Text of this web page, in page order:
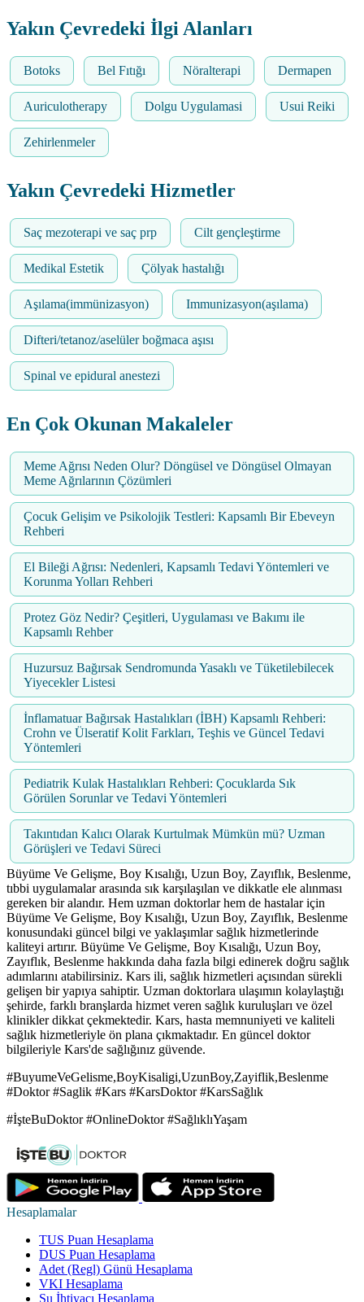
Yakın Çevredeki İlgi Alanları
Botoks Bel Fıtığı Nöralterapi Dermapen
Auriculotherapy Dolgu Uygulamasi Usui Reiki
Zehirlenmeler
Yakın Çevredeki Hizmetler
Saç mezoterapi ve saç prp Cilt gençleştirme
Medikal Estetik Çölyak hastalığı
Aşılama(immünizasyon) Immunizasyon(aşılama)
Difteri/tetanoz/aselüler boğmaca aşısı
Spinal ve epidural anestezi
En Çok Okunan Makaleler
Meme Ağrısı Neden Olur? Döngüsel ve Döngüsel Olmayan
Meme Ağrılarının Çözümleri
Çocuk Gelişim ve Psikolojik Testleri: Kapsamlı Bir Ebeveyn
Rehberi
El Bileği Ağrısı: Nedenleri, Kapsamlı Tedavi Yöntemleri ve
Korunma Yolları Rehberi
Protez Göz Nedir? Çeşitleri, Uygulaması ve Bakımı ile
Kapsamlı Rehber
Huzursuz Bağırsak Sendromunda Yasaklı ve Tüketilebilecek
Yiyecekler Listesi
İnflamatuar Bağırsak Hastalıkları (İBH) Kapsamlı Rehberi:
Crohn ve Ülseratif Kolit Farkları, Teşhis ve Güncel Tedavi
Yöntemleri
Pediatrik Kulak Hastalıkları Rehberi: Çocuklarda Sık
Görülen Sorunlar ve Tedavi Yöntemleri
Takıntıdan Kalıcı Olarak Kurtulmak Mümkün mü? Uzman
Görüşleri ve Tedavi Süreci
Büyüme Ve Gelişme, Boy Kısalığı, Uzun Boy, Zayıflık, Beslenme,
tıbbi uygulamalar arasında sık karşılaşılan ve dikkatle ele alınması
gereken bir alandır. Hem uzman doktorlar hem de hastalar için
Büyüme Ve Gelişme, Boy Kısalığı, Uzun Boy, Zayıflık, Beslenme
konusundaki güncel bilgi ve yaklaşımlar sağlık hizmetlerinde
kaliteyi artırır. Büyüme Ve Gelişme, Boy Kısalığı, Uzun Boy,
Zayıflık, Beslenme hakkında daha fazla bilgi edinerek doğru sağlık
adımlarını atabilirsiniz. Kars ili, sağlık hizmetleri açısından sürekli
gelişen bir yapıya sahiptir. Uzman doktorlara ulaşımın kolaylaştığı
şehirde, farklı branşlarda hizmet veren sağlık kuruluşları ve özel
klinikler dikkat çekmektedir. Kars, hasta memnuniyeti ve kaliteli
sağlık hizmetleriyle ön plana çıkmaktadır. En güncel doktor
bilgileriyle Kars'de sağlığınız güvende.
#BuyumeVeGelisme,BoyKisaligi,UzunBoy,Zayiflik,Beslenme
#Doktor #Saglik #Kars #KarsDoktor #KarsSağlık
#İşteBuDoktor #OnlineDoktor #SağlıklıYaşam
Hesaplamalar
TUS Puan Hesaplama
DUS Puan Hesaplama
Adet (Regl) Günü Hesaplama
VKI Hesaplama
Su İhtiyacı Hesaplama